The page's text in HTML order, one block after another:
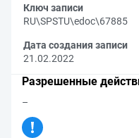
Ключ записи
RU\SPSTU\edoc\67885
Дата создания записи
21.02.2022
Разрешенные
–